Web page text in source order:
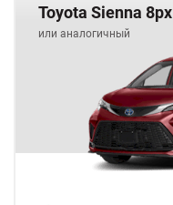
Toyota Sienna 8px
или аналогичный